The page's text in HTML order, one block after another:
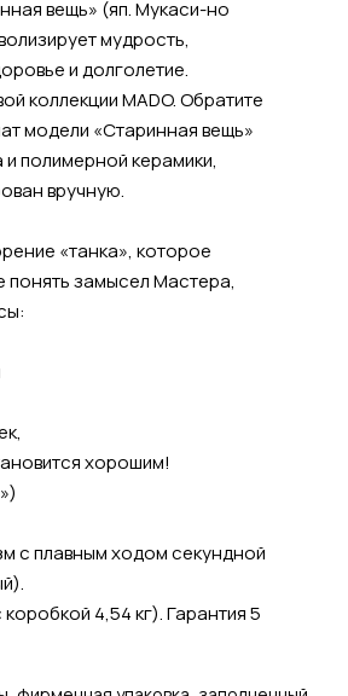
вещь» (яп. Мукаси-но
мудрость,
и долголетие.
коллекции MADO. Обратите
модели «Старинная вещь»
и полимерной керамики,
вручную.
«танка», которое
замысел Мастера,
хорошим!
с плавным ходом секундной
4,54 кг). Гарантия 5